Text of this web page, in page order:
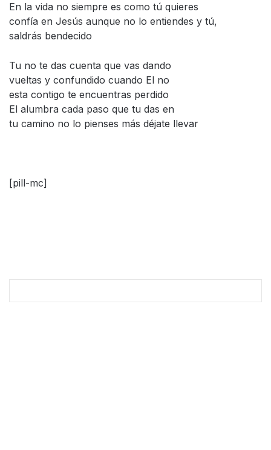
En la vida no siempre es como tú quieres
confía en Jesús aunque no lo entiendes y tú,
saldrás bendecido
Tu no te das cuenta que vas dando
vueltas y confundido cuando El no
esta contigo te encuentras perdido
El alumbra cada paso que tu das en
tu camino no lo pienses más déjate llevar
[pill-mc]